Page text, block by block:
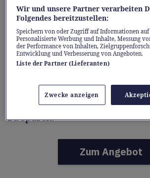
Solar-Balkon: «Mit der
Ressourcenknappheit und der
haben wir Anfang 2022 Solar-
Leben gerufen», so die Gründer
Rizovski und Marc Oestreich.
sondern auch allen Menschen
Balkon in Mietwohnungen
zu sparen.
Zum Angebot
Wir und unsere Partner verarbeiten
Folgendes bereitzustellen:
Speichern von oder Zugriff auf Informationen auf
Personalisierte Werbung und Inhalte, Messung
der Performance von Inhalten,
Entwicklung und Verbesserung von Angeboten.
Liste der Partner (Lieferanten)
Zwecke anzeigen